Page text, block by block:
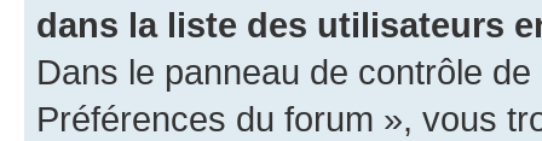
dans la liste des utilisateurs
Dans le panneau de contrôle
Préférences du forum », vous